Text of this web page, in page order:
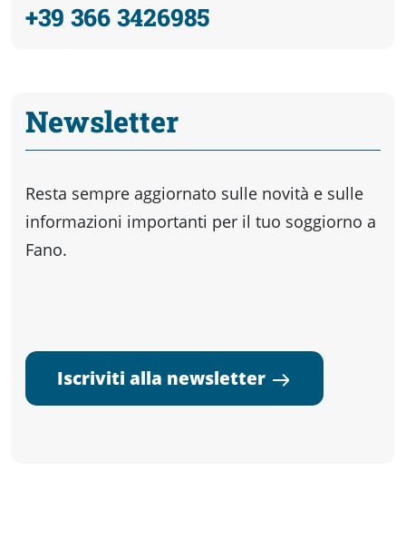
+39 366 3426985
Newsletter
Resta sempre aggiornato sulle novità e sulle
informazioni importanti per il tuo soggiorno a
Fano.
Iscriviti alla newsletter